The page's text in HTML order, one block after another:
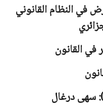
في النظام القانوني
في القانون
سهى درغال